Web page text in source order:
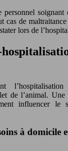
personnel
cas de
lors de
de l’animal.
influencer le
à domicile